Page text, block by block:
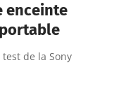
enceinte
de la Sony